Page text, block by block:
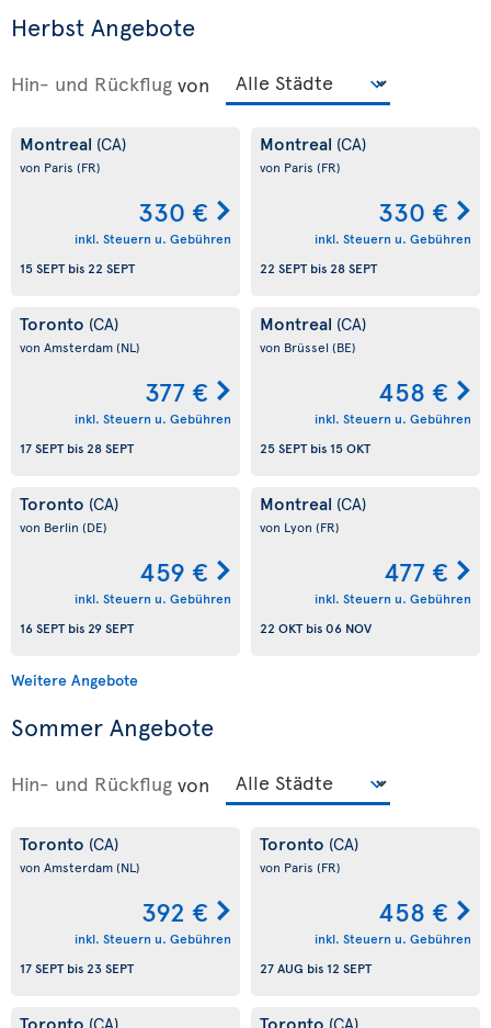
Herbst Angebote
Hin- und Rückflug von
Montreal (CA)
von Paris (FR)
330 €
inkl. Steuern u. Gebühren
15 SEPTbis22 SEPT
Montreal (CA)
von Paris (FR)
330 €
inkl. Steuern u. Gebühren
22 SEPTbis28 SEPT
Toronto (CA)
von Amsterdam(NL)
377 €
inkl. Steuern u. Gebühren
17 SEPTbis28 SEPT
Montreal (CA)
von Brüssel (BE)
458 €
inkl. Steuern u. Gebühren
25 SEPTbis 15 OKT
Toronto (CA)
von Berlin (DE)
459 €
inkl. Steuern u. Gebühren
16 SEPTbis29 SEPT
Montreal (CA)
von Lyon (FR)
477 €
inkl. Steuern u. Gebühren
22 OKTbis06 NOV
Weitere Angebote
Sommer Angebote
Hin- und Rückflug von
Toronto (CA)
von Amsterdam(NL)
392 €
inkl. Steuern u. Gebühren
17 SEPTbis23 SEPT
Toronto (CA)
von Paris (FR)
458 €
inkl. Steuern u. Gebühren
27 AUG bis 12 SEPT
Toronto (CA) Toronto (CA)